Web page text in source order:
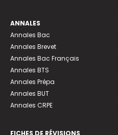
ANNALES
Annales Bac
Annales Brevet
Annales Bac Français
Annales BTS
Annales Prépa
Annales BUT
Annales CRPE
FICHES DE RÉVISIONS